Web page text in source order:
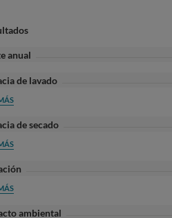
anual
de lavado
de secado
ambiental